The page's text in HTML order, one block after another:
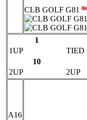
CLB GOLF G81
1
1UP
TIED
10
2UP
2UP
A16